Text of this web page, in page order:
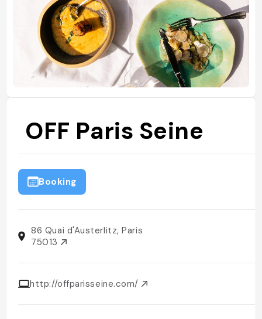
OFF Paris Seine
Booking
86 Quai d'Austerlitz, Paris
75013
http://offparisseine.com/